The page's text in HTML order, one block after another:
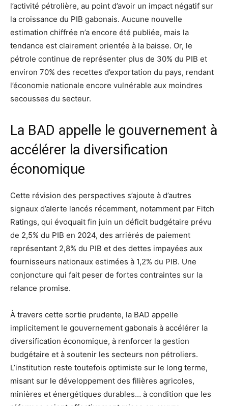
l’activité pétrolière, au point d’avoir un impact négatif sur
la croissance du PIB gabonais. Aucune nouvelle
estimation chiffrée n’a encore été publiée, mais la
tendance est clairement orientée à la baisse. Or, le
pétrole continue de représenter plus de 30% du PIB et
environ 70% des recettes d’exportation du pays, rendant
l’économie nationale encore vulnérable aux moindres
secousses du secteur.
La BAD appelle le gouvernement à
accélérer la diversification
économique
Cette révision des perspectives s’ajoute à d’autres
signaux d’alerte lancés récemment, notamment par Fitch
Ratings, qui évoquait fin juin un déficit budgétaire prévu
de 2,5% du PIB en 2024, des arriérés de paiement
représentant 2,8% du PIB et des dettes impayées aux
fournisseurs nationaux estimées à 1,2% du PIB. Une
conjoncture qui fait peser de fortes contraintes sur la
relance promise.
À travers cette sortie prudente, la BAD appelle
implicitement le gouvernement gabonais à accélérer la
diversification économique, à renforcer la gestion
budgétaire et à soutenir les secteurs non pétroliers.
L’institution reste toutefois optimiste sur le long terme,
misant sur le développement des filières agricoles,
minières et énergétiques durables… à condition que les